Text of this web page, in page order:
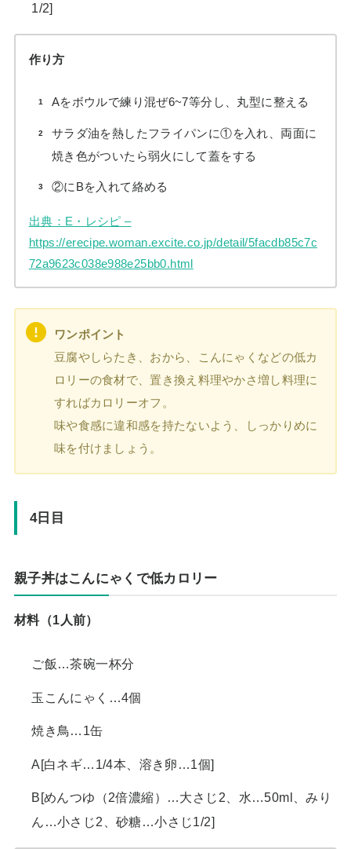
1/2]
作り方
Aをボウルで練り混ぜ6~7等分し、丸型に整える
サラダ油を熱したフライパンに①を入れ、両面に
焼き色がついたら弱火にして蓋をする
②にBを入れて絡める
出典：E・レシピ –
https://erecipe.woman.excite.co.jp/detail/5facdb85c7c
72a9623c038e988e25bb0.html
ワンポイント
豆腐やしらたき、おから、こんにゃくなどの低カ
ロリーの食材で、置き換え料理やかさ増し料理に
すればカロリーオフ。
味や食感に違和感を持たないよう、しっかりめに
味を付けましょう。
4日目
親子丼はこんにゃくで低カロリー
材料（1人前）
ご飯…茶碗一杯分
玉こんにゃく…4個
焼き鳥…1缶
A[白ネギ…1/4本、溶き卵…1個]
B[めんつゆ（2倍濃縮）…大さじ2、水…50ml、みり
ん…小さじ2、砂糖…小さじ1/2]